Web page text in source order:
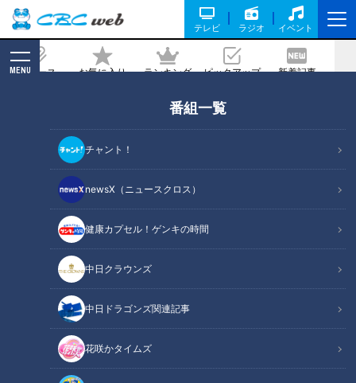
テレビ ラジオ イベント
ニュース お気に入り ランキング ピックアップ 新着記事
MENU
番組一覧
チャント！
newsX（ニュースクロス）
健康カプセル！ゲンキの時間
中日クラウンズ
中日ドラゴンズ関連記事
花咲かタイムズ
プベースのソースが絶妙「洋風カツ丼」
を紹介！ボイメン平松賢人が新潟県・長
岡市で発掘。
2021/12/22 17:10